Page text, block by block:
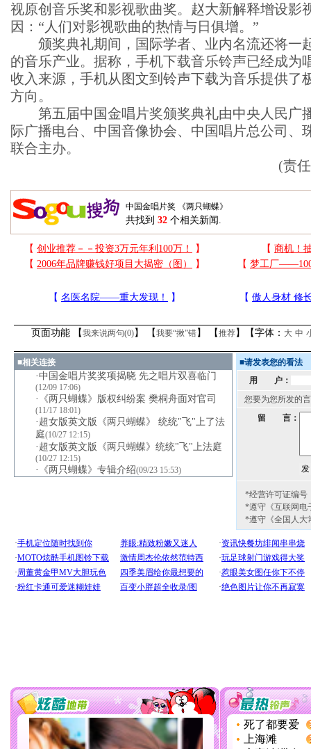
视原创音乐奖和影视歌曲奖。赵大新解释增设影
因：“人们对影视歌曲的热情与日俱增。”
颁奖典礼期间，国际学者、业内名流还将一
的音乐产业。据称，手机下载音乐铃声已经成为
收入来源，手机从图文到铃声下载为音乐提供了
方向。
第五届中国金唱片奖颁奖典礼由中央人民广
际广播电台、中国音像协会、中国唱片总公司、
联合主办。
(责
共找到 32 个相关新闻.
页面功能 【我来说两句(0)】 【我要“揪”错】 【推荐】【字体： 大 中
■相关连接
·中国金唱片奖奖项揭晓 先之唱片双喜临门
(12/09 17:06)
· 《两只蝴蝶》版权纠纷案 樊桐舟面对官司
(11/17 18:01)
· 超女版英文版《两只蝴蝶》 统统"飞"上了法
庭(10/27 12:15)
· 超女版英文版《两只蝴蝶》统统"飞"上法庭
(10/27 12:15)
· 《两只蝴蝶》专辑介绍(09/23 15:53)
■请发表您的看法
用 户：
您要为您所发的
留 言：
*经营许可证编号
*遵守《互联网电
*遵守《全国人大